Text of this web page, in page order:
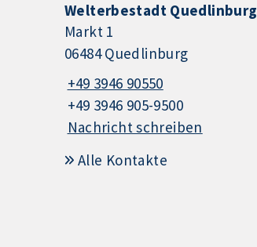
Welterbestadt Quedlinburg
Markt 1
06484 Quedlinburg
+49 3946 90550
+49 3946 905-9500
Nachricht schreiben
Alle Kontakte